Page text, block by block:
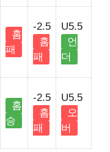
홈
패
-2.5
홈
패
U5.5
언
더
홈
승
-2.5
홈
패
U5.5
오
버